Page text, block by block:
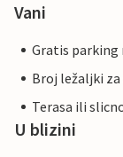
Vani
Gratis parking
Broj ležaljki za
Terasa ili
U blizini